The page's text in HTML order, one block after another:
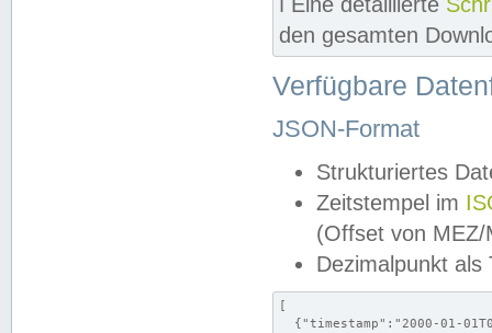
den gesamten
Verfügbare
JSON-Format
Strukturiertes
Zeitstempel im
(Offset von MEZ/
Dezimalpunkt als
[
{"timestamp":"2000-01-